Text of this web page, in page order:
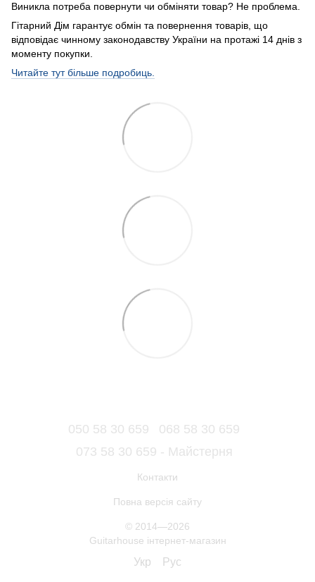
Виникла потреба повернути чи обміняти товар? Не проблема.
Гітарний Дім гарантує обмін та повернення товарів, що
відповідає чинному законодавству України на протажі 14 днів з
моменту покупки.
Читайте тут більше подробиць.
050 58 30 659
068 58 30 659
073 58 30 659 - Майстерня
Контакти
Повна версія сайту
© 2014—2026
Guitarhouse інтернет-магазин
Укр Рус